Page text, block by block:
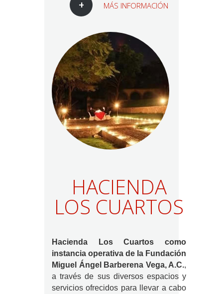
MÁS INFORMACIÓN
HACIENDA
LOS CUARTOS
Hacienda Los Cuartos como
instancia operativa de la Fundación
Miguel Ángel Barberena Vega, A.C.,
a través de sus diversos espacios y
servicios ofrecidos para llevar a cabo